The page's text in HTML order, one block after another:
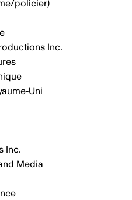
policier)
Inc.
Uni
Inc.
Media